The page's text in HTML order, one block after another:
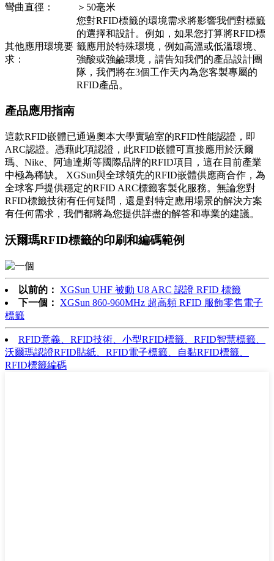
彎曲直徑：
＞50毫米
其他應用環境要
求：
您對RFID標籤的環境需求將影響我們對標籤
的選擇和設計。例如，如果您打算將RFID標
籤應用於特殊環境，例如高溫或低溫環境、
強酸或強鹼環境，請告知我們的產品設計團
隊，我們將在3個工作天內為您客製專屬的
RFID產品。
產品應用指南
這款RFID嵌體已通過奧本大學實驗室的RFID性能認證，即
ARC認證。憑藉此項認證，此RFID嵌體可直接應用於沃爾
瑪、Nike、阿迪達斯等國際品牌的RFID項目，這在目前產業
中極為稀缺。 XGSun與全球領先的RFID嵌體供應商合作，為
全球客戶提供穩定的RFID ARC標籤客製化服務。無論您對
RFID標籤技術有任何疑問，還是對特定應用場景的解決方案
有任何需求，我們都將為您提供詳盡的解答和專業的建議。
沃爾瑪RFID標籤的印刷和編碼範例
以前的：
XGSun UHF 被動 U8 ARC 認證 RFID 標籤
下一個：
XGSun 860-960MHz 超高頻 RFID 服飾零售電子
標籤
RFID意義、RFID技術、小型RFID標籤、RFID智慧標籤、
沃爾瑪認證RFID貼紙、RFID電子標籤、自黏RFID標籤、
RFID標籤編碼